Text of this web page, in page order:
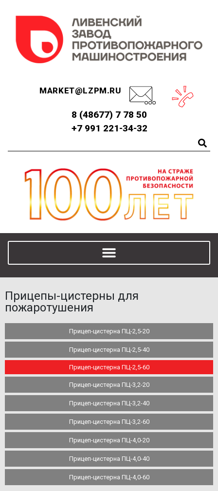
MARKET@LZPM.RU
8 (48677) 7 78 50
+7 991 221-34-32
Прицепы-цистерны для
пожаротушения
Прицеп-цистерна ПЦ-2,5-20
Прицеп-цистерна ПЦ-2,5-40
Прицеп-цистерна ПЦ-2,5-60
Прицеп-цистерна ПЦ-3,2-20
Прицеп-цистерна ПЦ-3,2-40
Прицеп-цистерна ПЦ-3,2-60
Прицеп-цистерна ПЦ-4,0-20
Прицеп-цистерна ПЦ-4,0-40
Прицеп-цистерна ПЦ-4,0-60